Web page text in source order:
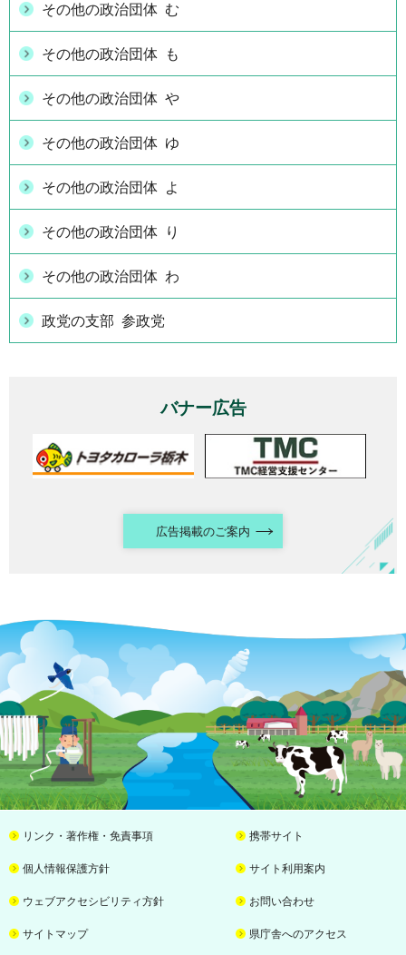
その他の政治団体 む
その他の政治団体 も
その他の政治団体 や
その他の政治団体 ゆ
その他の政治団体 よ
その他の政治団体 り
その他の政治団体 わ
政党の支部 参政党
バナー広告
広告掲載のご案内
リンク・著作権・免責事項 携帯サイト
個人情報保護方針 サイト利用案内
ウェブアクセシビリティ方針 お問い合わせ
サイトマップ 県庁舎へのアクセス